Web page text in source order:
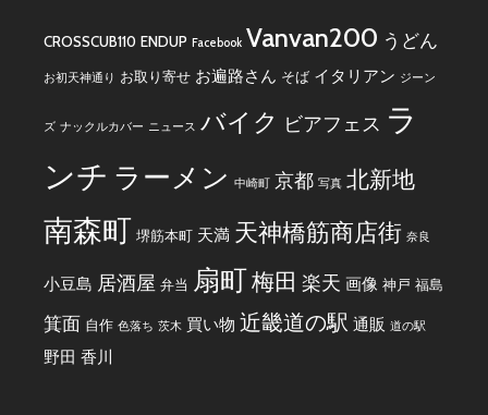
CROSSCUB110 ENDUP Facebook Vanvan200 うどん
お初天神通り お取り寄せ お遍路さん そば イタリアン ジーン
ズ ナックルカバー ニュース バイク ビアフェス ラ
ンチ ラーメン 中崎町 京都 写真 北新地
南森町 堺筋本町 天満 天神橋筋商店街 奈良
小豆島 居酒屋 弁当 扇町梅田 楽天 画像 神戸 福島
箕面 自作 色落ち 茨木 買い物 近畿道の駅 通販 道の駅
野田 香川